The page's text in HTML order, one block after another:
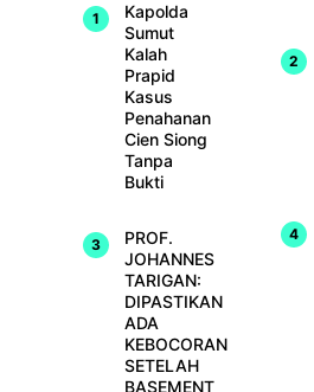
Kapolda
Sumut
Kalah
Prapid
Kasus
Penahanan
Cien Siong
Tanpa
Bukti
PROF.
JOHANNES
TARIGAN:
DIPASTIKAN
ADA
KEBOCORAN
SETELAH
BASEMENT